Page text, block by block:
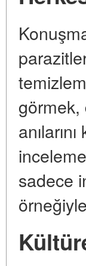
görmek,
sadece